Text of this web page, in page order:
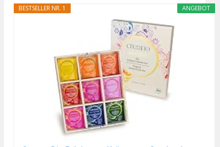
ANGEBOT
BESTSELLER NR. 1